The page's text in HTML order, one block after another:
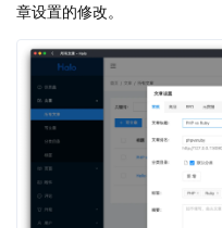
章设置的修改。